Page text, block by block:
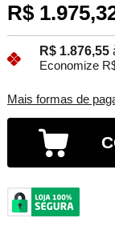
R$
R$ 1.876,55
Economize
Mais formas de